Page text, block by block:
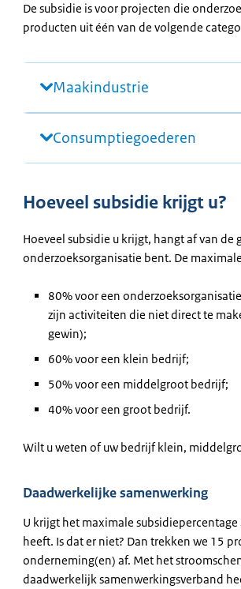
De subsidie is voor projecten die
producten uit één van de volgende
Maakindustrie
Consumptiegoederen
Hoeveel subsidie krijgt u?
Hoeveel subsidie u krijgt, hangt af van
onderzoeksorganisatie bent. De
80% voor een
zijn activiteiten die niet direct te
gewin);
60% voor een klein bedrijf;
50% voor een middelgroot bedrijf;
40% voor een groot bedrijf.
Wilt u weten of uw bedrijf klein,
Daadwerkelijke samenwerking
U krijgt het maximale
heeft. Is dat er niet? Dan trekken we 15
onderneming(en) af. Met het
daadwerkelijk samenwerkingsverband